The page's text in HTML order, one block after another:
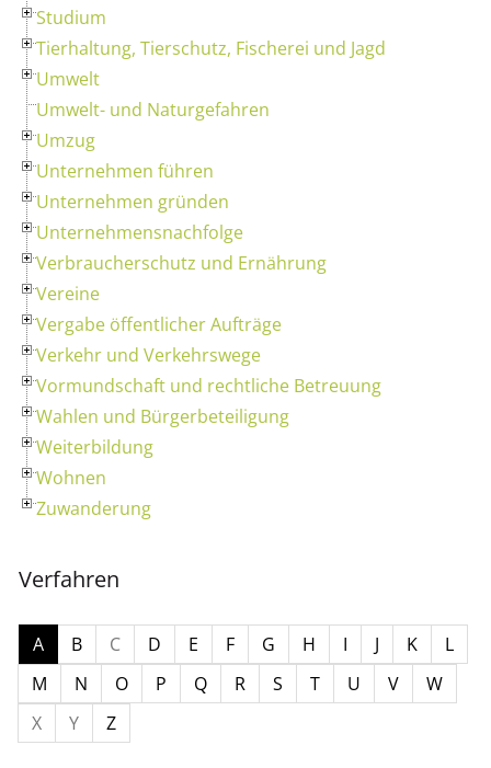
Studium
Tierhaltung, Tierschutz, Fischerei und Jagd
Umwelt
Umwelt- und Naturgefahren
Umzug
Unternehmen führen
Unternehmen gründen
Unternehmensnachfolge
Verbraucherschutz und Ernährung
Vereine
Vergabe öffentlicher Aufträge
Verkehr und Verkehrswege
Vormundschaft und rechtliche Betreuung
Wahlen und Bürgerbeteiligung
Weiterbildung
Wohnen
Zuwanderung
Verfahren
A B C D E F G H I J K
L
M
N O P Q R S T U V
W
X
Y Z